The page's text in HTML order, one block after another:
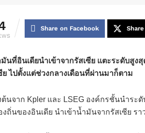
Share on Facebook
นที่อินเดียนำเข้าจากรัสเซีย แตะระดับสูง
ย ไปตั้งแต่ช่วงกลางเดือนที่ผ่านมาก็ตาม
ต้นจาก Kpler และ LSEG องค์กรชั้นนำร
ถิ่นของอินเดีย นำเข้าน้ำมันจากรัสเซีย ร